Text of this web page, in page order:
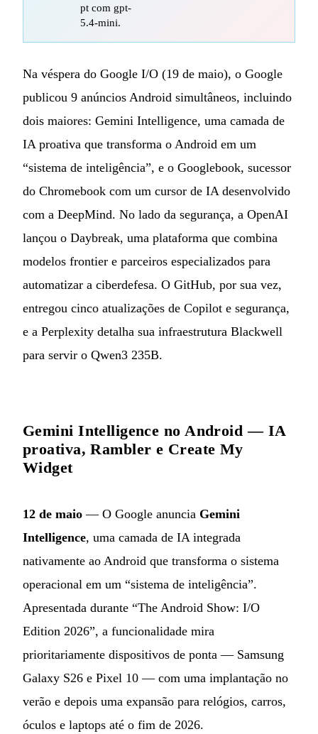
pt com gpt-
5.4-mini.
Na véspera do Google I/O (19 de maio), o Google
publicou 9 anúncios Android simultâneos, incluindo
dois maiores: Gemini Intelligence, uma camada de
IA proativa que transforma o Android em um
“sistema de inteligência”, e o Googlebook, sucessor
do Chromebook com um cursor de IA desenvolvido
com a DeepMind. No lado da segurança, a OpenAI
lançou o Daybreak, uma plataforma que combina
modelos frontier e parceiros especializados para
automatizar a ciberdefesa. O GitHub, por sua vez,
entregou cinco atualizações de Copilot e segurança,
e a Perplexity detalha sua infraestrutura Blackwell
para servir o Qwen3 235B.
Gemini Intelligence no Android — IA
proativa, Rambler e Create My
Widget
12 de maio — O Google anuncia Gemini
Intelligence, uma camada de IA integrada
nativamente ao Android que transforma o sistema
operacional em um “sistema de inteligência”.
Apresentada durante “The Android Show: I/O
Edition 2026”, a funcionalidade mira
prioritariamente dispositivos de ponta — Samsung
Galaxy S26 e Pixel 10 — com uma implantação no
verão e depois uma expansão para relógios, carros,
óculos e laptops até o fim de 2026.